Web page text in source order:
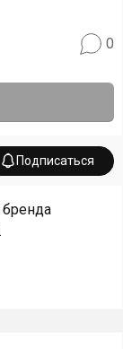
0
Подписаться